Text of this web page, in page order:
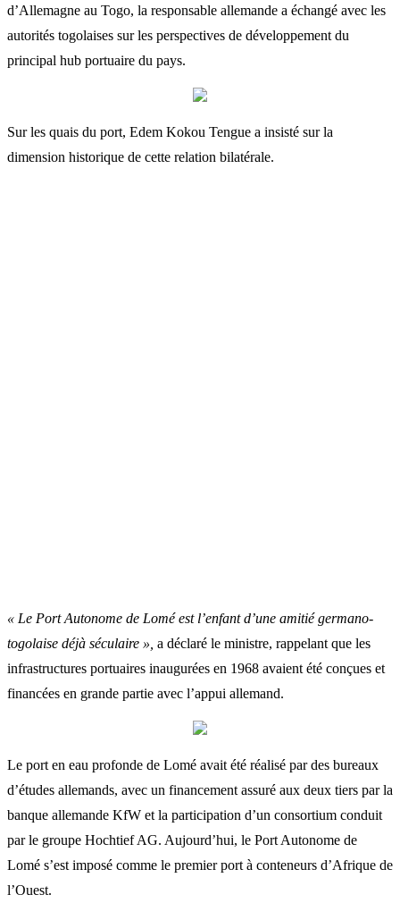
d’Allemagne au Togo, la responsable allemande a échangé avec les
autorités togolaises sur les perspectives de développement du
principal hub portuaire du pays.
Sur les quais du port, Edem Kokou Tengue a insisté sur la
dimension historique de cette relation bilatérale.
« Le Port Autonome de Lomé est l’enfant d’une amitié germano-
togolaise déjà séculaire », a déclaré le ministre, rappelant que les
infrastructures portuaires inaugurées en 1968 avaient été conçues et
financées en grande partie avec l’appui allemand.
Le port en eau profonde de Lomé avait été réalisé par des bureaux
d’études allemands, avec un financement assuré aux deux tiers par la
banque allemande KfW et la participation d’un consortium conduit
par le groupe Hochtief AG. Aujourd’hui, le Port Autonome de
Lomé s’est imposé comme le premier port à conteneurs d’Afrique de
l’Ouest.